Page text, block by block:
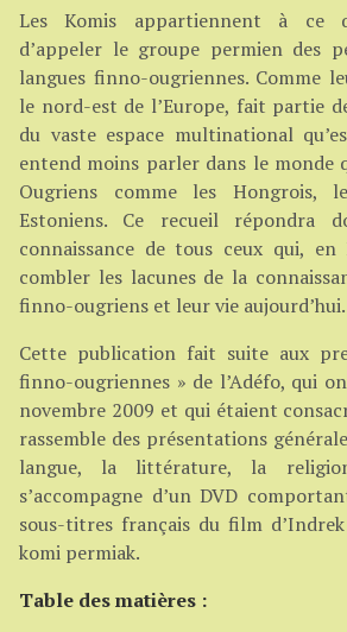
Les Komis appartiennent à ce
d’appeler le groupe permien des
langues finno-ougriennes. Comme
le nord-est de l’Europe, fait partie
du vaste espace multinational
entend moins parler dans le monde
Ougriens comme les Hongrois,
Estoniens. Ce recueil répondra
connaissance de tous ceux qui, en
combler les lacunes de la
finno-ougriens et leur vie aujourd’hui.
Cette publication fait suite aux
finno-ougriennes » de l’Adéfo, qui
novembre 2009 et qui étaient
rassemble des présentations
langue, la littérature, la
s’accompagne d’un DVD
sous-titres français du film
komi permiak.
Table des matières :